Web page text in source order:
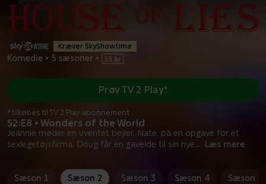
Kræver SkyShowtime
Komedie • 5 sæsoner •
S2:E8 • Wonders of the World
Jeannie møder en uventet bejler, Nate, på en opgave for et
sexlegetøjsfirma. Doug får en gaveide til sin nye... Læs mere
Prøv TV 2 Play*
*tilkøbes til TV 2 Play abonnement
Sæson 1 Sæson 2 Sæson 3 Sæson 4 Sæson 5